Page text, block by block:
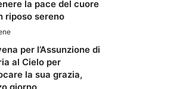
la pace del cuore
riposo sereno
per l’Assunzione di
al Cielo per
la sua grazia,